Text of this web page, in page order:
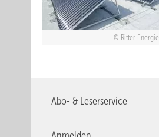
Ritter Energie
Abo- & Leserservice